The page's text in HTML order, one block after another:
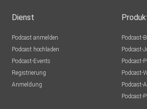
Dienst
Podcast anmelden
Podcast hochladen
Podcast-Events
Registrierung
Anmeldung
Podcast-
Podcast-
Podcast-
Podcast-
Podcast-
Podcast-